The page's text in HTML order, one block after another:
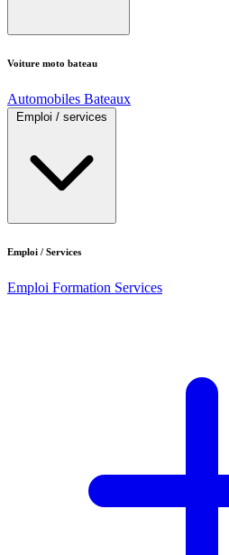
Voiture moto bateau
Automobiles Bateaux
Emploi / services
Emploi / Services
Emploi Formation Services